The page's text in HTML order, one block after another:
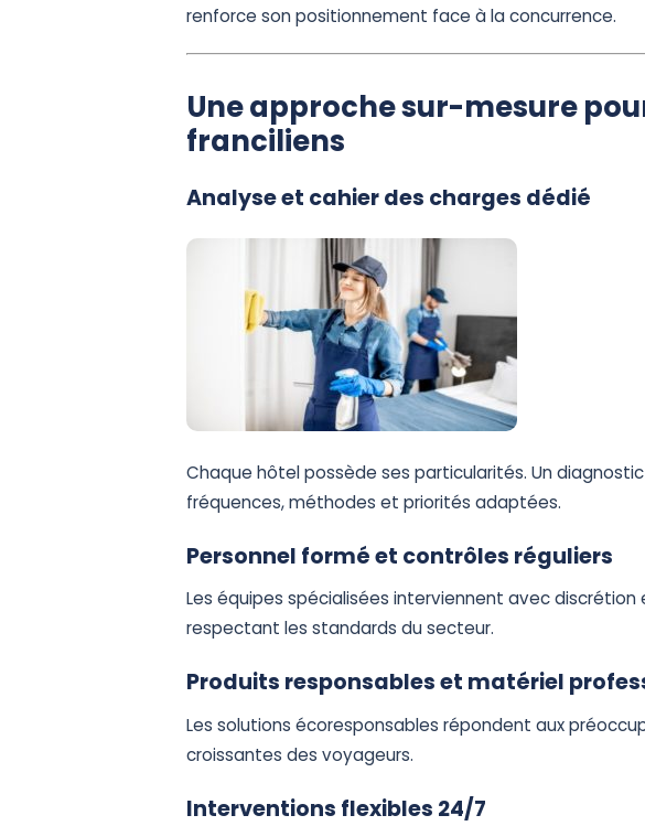
renforce son positionnement face à la concurrence.
Une approche sur-mesure
franciliens
Analyse et cahier des charges dédié
Chaque hôtel possède ses particularités. Un
fréquences, méthodes et priorités adaptées.
Personnel formé et contrôles réguliers
Les équipes spécialisées interviennent avec
respectant les standards du secteur.
Produits responsables et matériel
Les solutions écoresponsables répondent aux
croissantes des voyageurs.
Interventions flexibles 24/7